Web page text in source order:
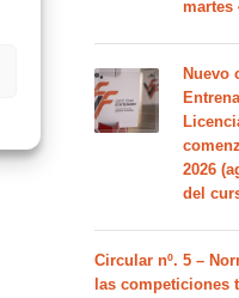
martes
Nuevo
2026
del
Circular nº. 5 –
las competiciones